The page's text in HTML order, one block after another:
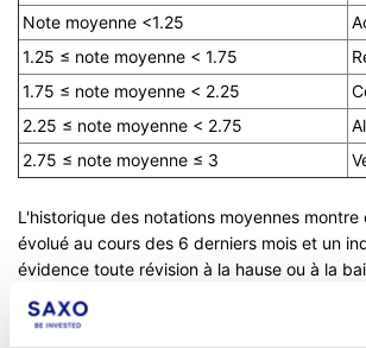
Note moyenne <1.25
1.25 ≤ note moyenne < 1.75
1.75 ≤ note moyenne < 2.25
2.25 ≤ note moyenne < 2.75
2.75 ≤ note moyenne ≤ 3
L'historique des notations moyennes montre
évolué au cours des 6 derniers mois et un
évidence toute révision à la hause ou à la